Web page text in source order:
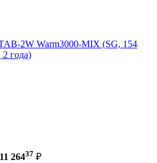
2W Warm3000-MIX (SG, 154
года)
11 26437 ₽